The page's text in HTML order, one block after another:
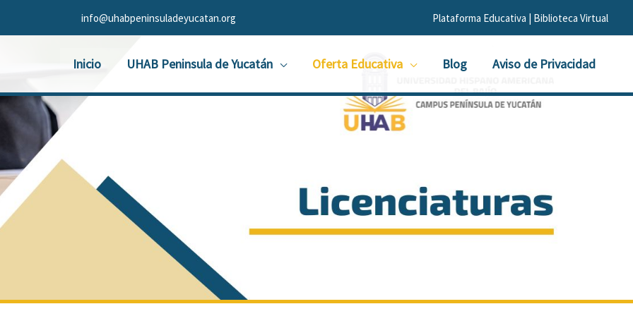
info@uhabpeninsuladeyucatan.org Plataforma Educativa | Biblioteca Virtual
Inicio UHAB Peninsula de Yucatán Oferta Educativa Blog Aviso de Privacidad